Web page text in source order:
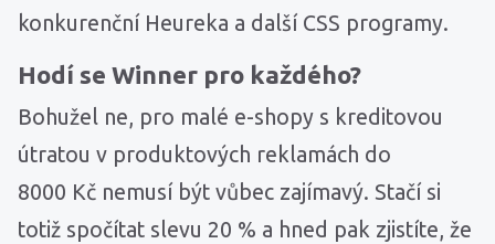
konkurenční Heureka a další CSS programy.
Hodí se Winner pro každého?
Bohužel ne, pro malé e-shopy s kreditovou
útratou v produktových reklamách do
8000 Kč nemusí být vůbec zajímavý. Stačí si
totiž spočítat slevu 20 % a hned pak zjistíte, že